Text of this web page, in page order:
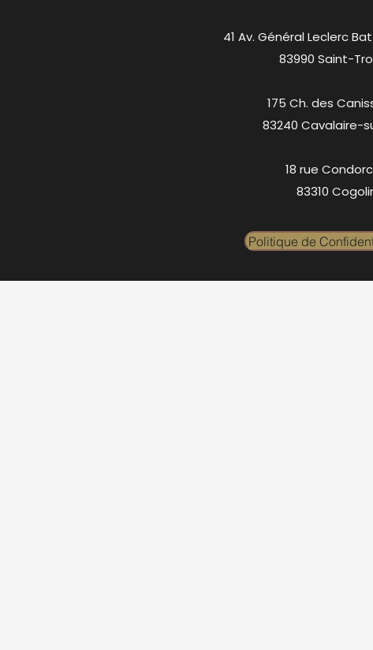
41 Av. Général Leclerc
83990 Saint-
175 Ch. des
83240 Cavalaire-
18 rue
83310
Politique de